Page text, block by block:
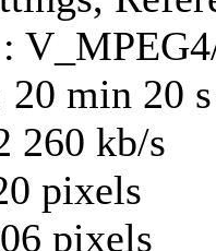
min 20 s
260 kb/s
pixels
pixels